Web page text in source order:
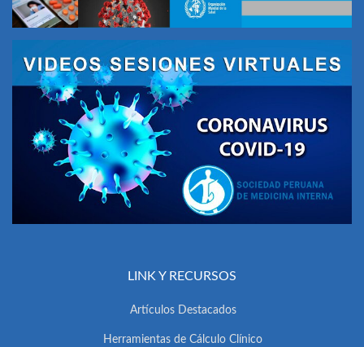
LINK Y RECURSOS
Artículos Destacados
Herramientas de Cálculo Clínico